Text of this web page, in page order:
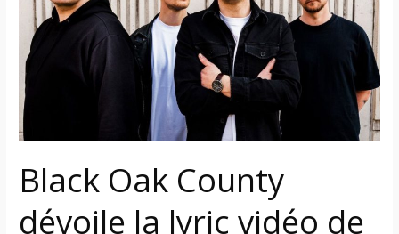
Black Oak County
dévoile la lyric vidéo de
dévoile
lyric
vidéo
de
«
Around
Sun
(exclusivité